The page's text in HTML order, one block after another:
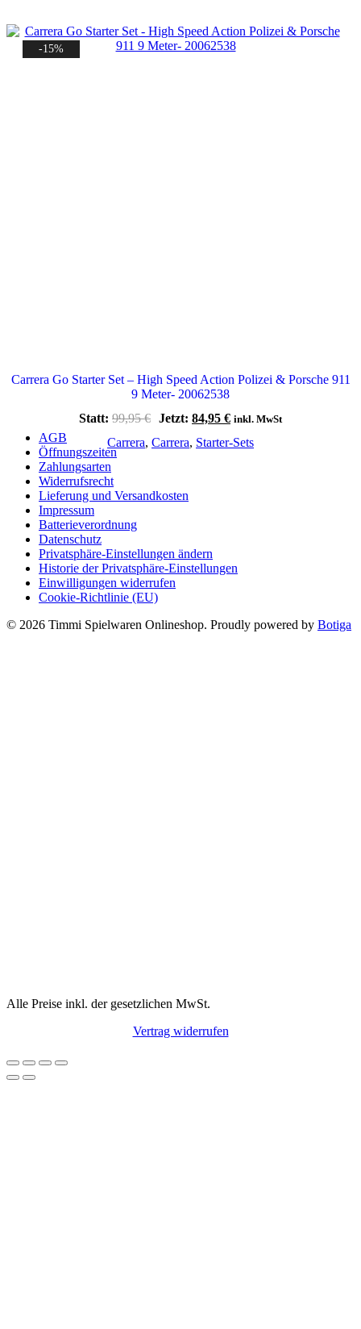
-15%
Carrera Go Starter Set – High Speed Action Polizei & Porsche 911
9 Meter- 20062538
Statt: 99,95€ Ursprünglicher
war:
Jetzt: 84,95 €Aktueller
ist:
inkl. MwSt
Carrera, Carrera, Starter-Sets
AGB
Öffnungszeiten
Zahlungsarten
Widerrufsrecht
Lieferung und Versandkosten
Impressum
Batterieverordnung
Datenschutz
Privatsphäre-Einstellungen ändern
Historie der Privatsphäre-Einstellungen
Einwilligungen widerrufen
Cookie-Richtlinie (EU)
© 2026 Timmi Spielwaren Onlineshop. Proudly powered by Botiga
Alle Preise inkl. der gesetzlichen MwSt.
Vertrag widerrufen